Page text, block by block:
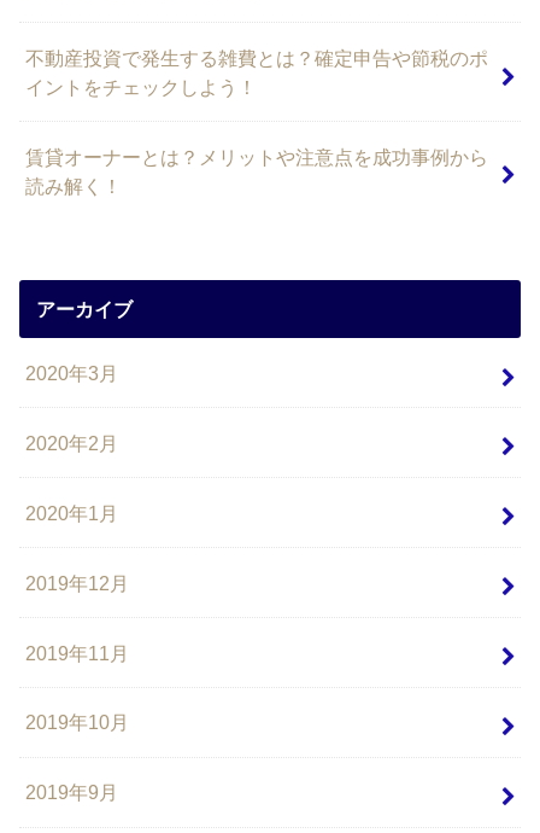
不動産投資で発生する雑費とは？確定申告や節税のポ
イントをチェックしよう！
賃貸オーナーとは？メリットや注意点を成功事例から
読み解く！
アーカイブ
2020年3月
2020年2月
2020年1月
2019年12月
2019年11月
2019年10月
2019年9月